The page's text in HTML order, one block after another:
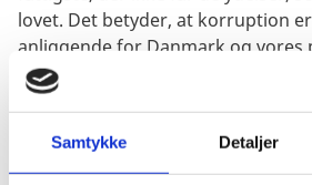
Samtykke Detaljer
lovet. Det betyder, at korruption
anliggende for Danmark og vores
På disse sider kan du læse om,
at forhindre korruption, og hvad
alligevel forekommer. Du kan
om omfanget af misbrug med